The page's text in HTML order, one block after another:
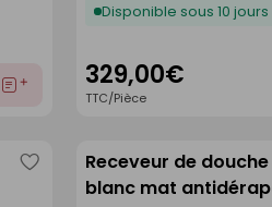
Ajouter
Disponible sous 10 jours
329,00€
TTC/Pièce
Enregistrer
comme
Receveur de douche
blanc mat